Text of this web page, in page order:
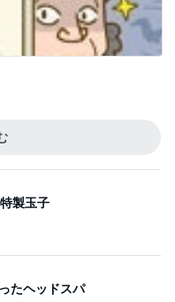
製玉子
たヘッドスパ